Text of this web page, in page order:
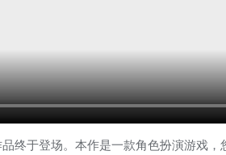
品终于登场。本作是一款角色扮演游戏